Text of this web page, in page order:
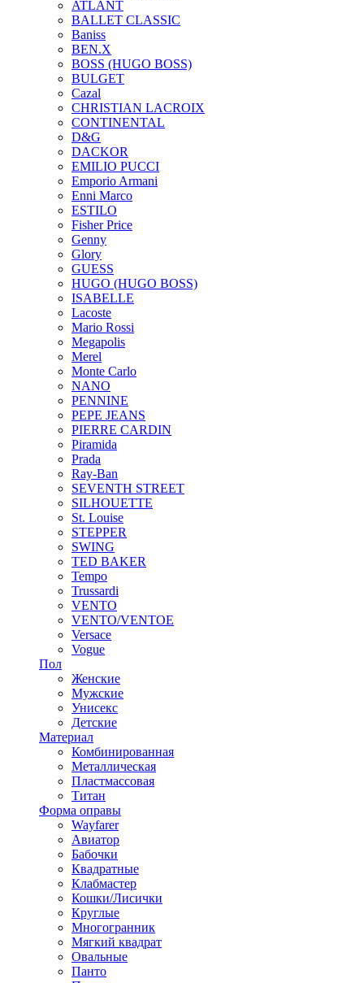
ATLANT
BALLET CLASSIC
Baniss
BEN.X
BOSS (HUGO BOSS)
BULGET
Cazal
CHRISTIAN LACROIX
CONTINENTAL
D&G
DACKOR
EMILIO PUCCI
Emporio Armani
Enni Marco
ESTILO
Fisher Price
Genny
Glory
GUESS
HUGO (HUGO BOSS)
ISABELLE
Lacoste
Mario Rossi
Megapolis
Merel
Monte Carlo
NANO
PENNINE
PEPE JEANS
PIERRE CARDIN
Piramida
Prada
Ray-Ban
SEVENTH STREET
SILHOUETTE
St. Louise
STEPPER
SWING
TED BAKER
Tempo
Trussardi
VENTO
VENTO/VENTOE
Versace
Vogue
Пол
Женские
Мужские
Унисекс
Детские
Материал
Комбинированная
Металлическая
Пластмассовая
Титан
Форма оправы
Wayfarer
Авиатор
Бабочки
Квадратные
Клабмастер
Кошки/Лисички
Круглые
Многогранник
Мягкий квадрат
Овальные
Панто